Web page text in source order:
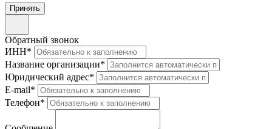
Принять
Обратный звонок
ИНН*
Название организации*
Юридический адрес*
E-mail*
Телефон*